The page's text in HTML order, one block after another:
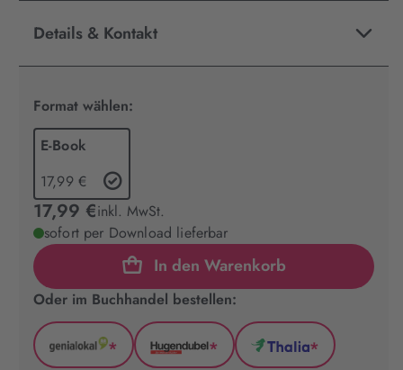
Details & Kontakt
Format wählen:
E-Book
17,99 €
17,99 €inkl. MwSt.
sofort per Download lieferbar
In den Warenkorb
Oder im Buchhandel bestellen:
GenialLokal
*
Hugendubel
*
Thalia
*